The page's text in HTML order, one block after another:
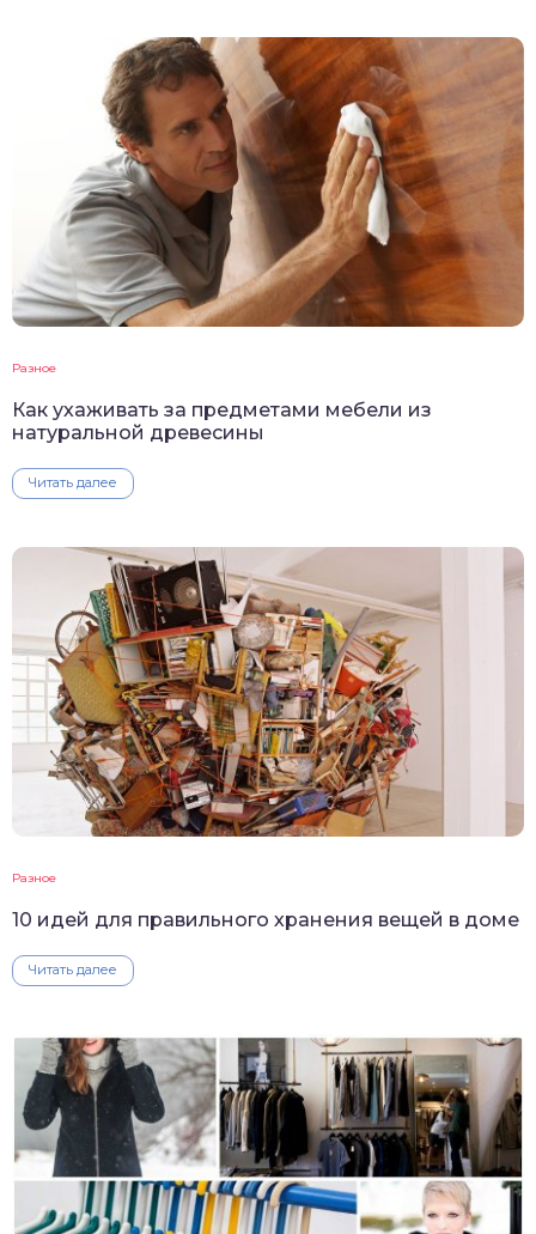
Разное
Как ухаживать за предметами мебели из
натуральной древесины
Читать далее
Разное
10 идей для правильного хранения вещей в доме
Читать далее